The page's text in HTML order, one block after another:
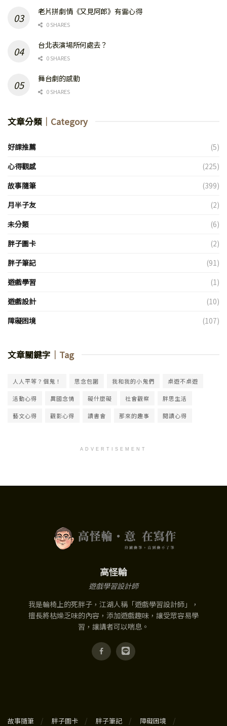
老片拼劇情《又見阿郎》有雷心得
0 SHARES
台北表演場所何處去？
0 SHARES
舞台劇的感動
0 SHARES
文章分類 ｜Category
好課推薦
(5)
心得觀感
(225)
故事隨筆
(399)
月半子友
(2)
未分類
(6)
胖子圖卡
(2)
胖子筆記
(91)
遊戲學習
(1)
遊戲設計
(10)
障礙困境
(107)
文章關鍵字 ｜Tag
人人平等？個鬼！ 思念包圍 我和我的小鬼們 桌遊不桌遊
活動心得 異國念情 礙什麼礙 社會觀察 胖思生活
藝文心得 觀影心得 讀書會 那來的趣事 閱讀心得
ADVERTISEMENT
高怪輪
遊戲學習設計師
我是輪椅上的死胖子，江湖人稱「遊戲學習設計師」，
擅長將枯燥乏味的內容，添加遊戲趣味，讓受眾容易學
習，讓講者可以喘息。
故事隨筆 胖子圖卡 胖子筆記 障礙困境